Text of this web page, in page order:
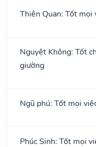
Thiên Quan: Tốt mọi
Nguyệt Không: Tốt
giường
Ngũ phú: Tốt mọi
Phúc Sinh: Tốt mọi